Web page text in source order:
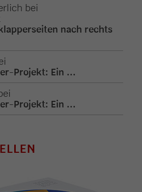
bei
nach rechts
Projekt: Ein ...
Projekt: Ein ...